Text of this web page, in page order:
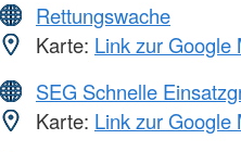
Rettungswache
Karte: Link zur Google
SEG Schnelle
Karte: Link zur Google